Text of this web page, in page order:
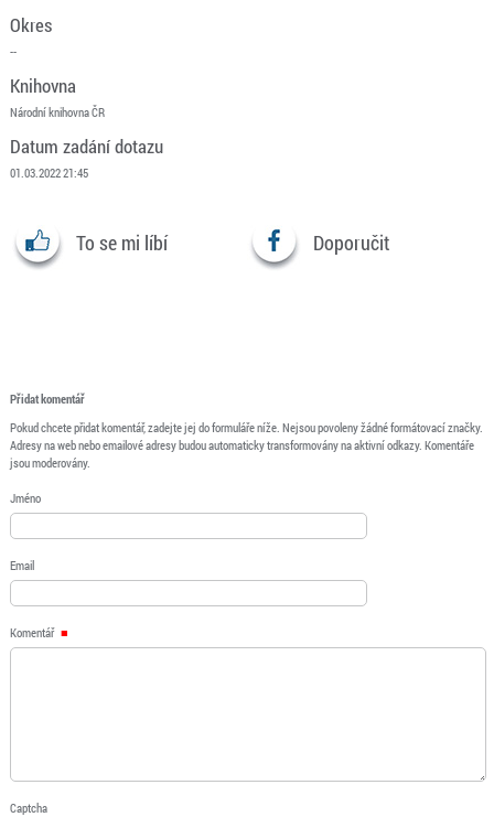
Okres
--
Knihovna
Národní knihovna ČR
Datum zadání dotazu
01.03.2022 21:45
To se mi líbí Doporučit
Přidat komentář
Pokud chcete přidat komentář, zadejte jej do formuláře níže. Nejsou povoleny žádné formátovací značky.
Adresy na web nebo emailové adresy budou automaticky transformovány na aktivní odkazy. Komentáře
jsou moderovány.
Jméno
Email
Komentář
Captcha